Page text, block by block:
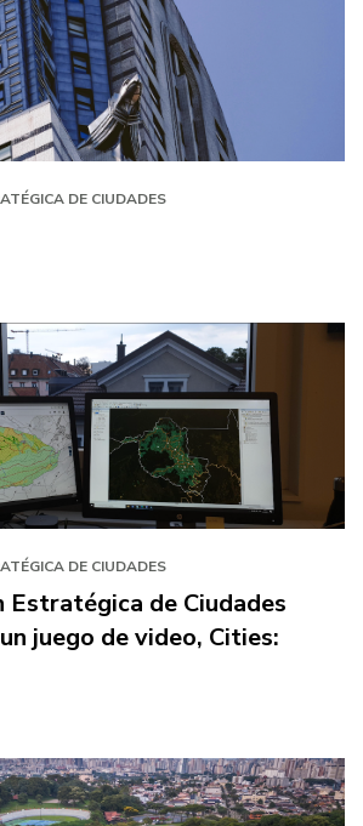
DE CIUDADES
DE CIUDADES
Estratégica de Ciudades
juego de video, Cities: